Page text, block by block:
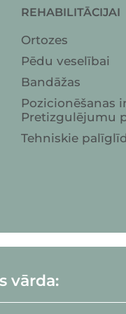
REHABILITĀCIJAI
Ortozes
Pēdu veselībai
Bandāžas
Pozicionēšanas
Pretizgulējumu
Tehniskie
vārda: